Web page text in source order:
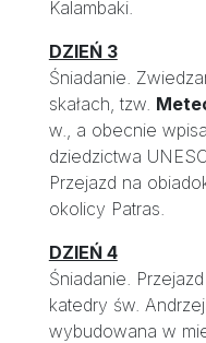
Kalambaki.
DZIEŃ 3
Śniadanie.
skałach, tzw.
w., a obecnie
dziedzictwa
Przejazd na
okolicy Patras.
DZIEŃ 4
Śniadanie.
katedry św.
wybudowana w